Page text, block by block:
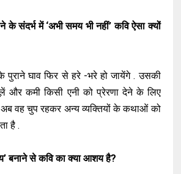
संदर्भ में ‘अभी समय भी नहीं’ कवि ऐसा क्यों
घाव फिर से हरे -भरे हो जायेंगे . उसकी
और कमी किसी एनी को प्रेरणा देने के लिए
अब वह चुप रहकर अन्य व्यक्तियों के कथाओं को
है .
बनाने से कवि का क्या आशय है?